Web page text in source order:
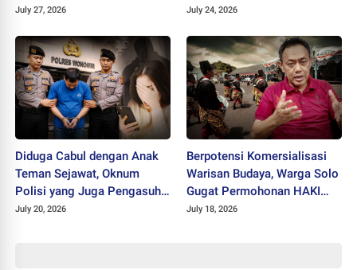
July 27, 2026
Musuh Pemerintah
July 24, 2026
Diduga Cabul dengan Anak
Teman Sejawat, Oknum
Polisi yang Juga Pengasuh
Ponpes Ditahan Polres
July 20, 2026
Berpotensi Komersialisasi
Warisan Budaya, Warga Solo
Gugat Permohonan HAKI
"SISKS Pakubuwono XIV"
July 18, 2026